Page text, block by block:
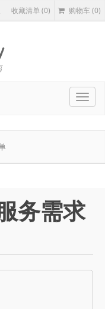
收藏清单(0) 购物车(0)
务需求